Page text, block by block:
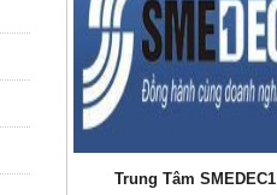
Trung Tâm SMEDEC1